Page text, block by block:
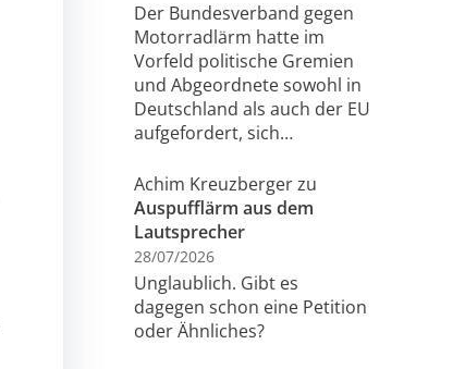
Der Bundesverband gegen
Motorradlärm hatte im
Vorfeld politische Gremien
und Abgeordnete sowohl in
Deutschland als auch der EU
aufgefordert, sich…
Achim Kreuzbergerzu
Auspufflärm aus dem
Lautsprecher
28/07/2026
Unglaublich. Gibt es
dagegen schon eine Petition
oder Ähnliches?